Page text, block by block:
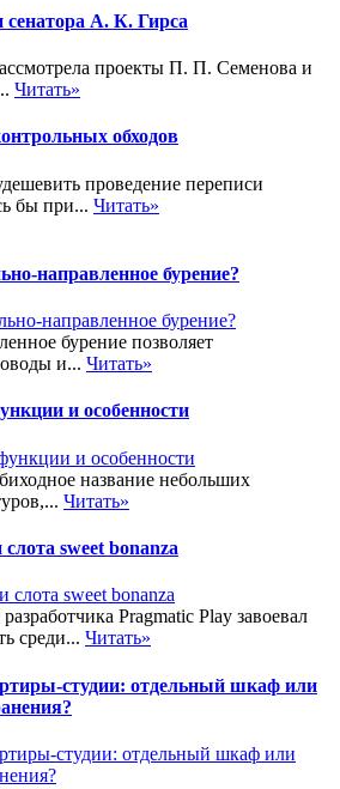
сенатора А. К. Гирса
проекты П. П. Семенова и
Читать»
обходов
проведение переписи
бы при... Читать»
направленное бурение?
бурение позволяет
и... Читать»
и особенности
название небольших
Читать»
sweet bonanza
Pragmatic Play завоевал
среди... Читать»
студии: отдельный шкаф или